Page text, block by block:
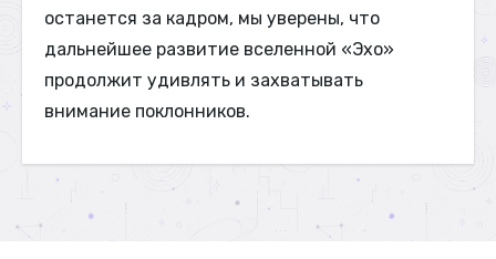
останется за кадром, мы уверены, что
дальнейшее развитие вселенной «Эхо»
продолжит удивлять и захватывать
внимание поклонников.